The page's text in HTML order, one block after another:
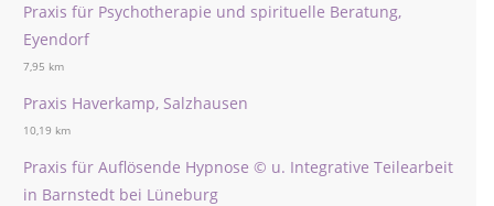
Praxis für Psychotherapie und spirituelle Beratung,
Eyendorf
7,95 km
Praxis Haverkamp, Salzhausen
10,19 km
Praxis für Auflösende Hypnose © u. Integrative Teilearbeit
in Barnstedt bei Lüneburg